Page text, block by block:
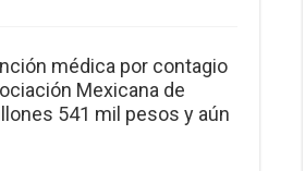
médica por contagio
Mexicana de
541 mil pesos y aún